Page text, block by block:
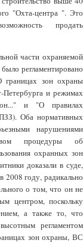
"Охта-центра ". Это
продать
части охраняемой
регламентировано
границах зон охраны
Петербурга и режимах
и "О правилах
Оба нормативных
нарушениями
процедуры об
охранных зон
доказали в суде,
2008 году, радикально
о том, что он не
центром, поскольку
а также то, что
регламентом
зон охраны, ВС